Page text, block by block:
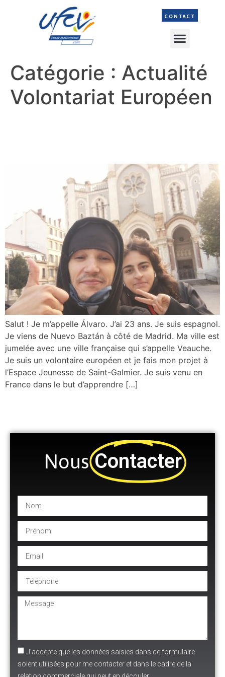
CONTACT
Catégorie : Actualité
Volontariat Européen
Salut ! Je m’appelle Álvaro. J’ai 23 ans. Je suis espagnol.
Je viens de Nuevo Baztán à côté de Madrid. Ma ville est
jumelée avec une ville française qui s’appelle Veauche.
Je suis un volontaire européen et je fais mon projet à
l’Espace Jeunesse de Saint-Galmier. Je suis venu en
France dans le but d’apprendre […]
Nous Contacter
J'accepte que les données saisies dans ce formulaire
soient utilisées pour me contacter et dans le cadre de la